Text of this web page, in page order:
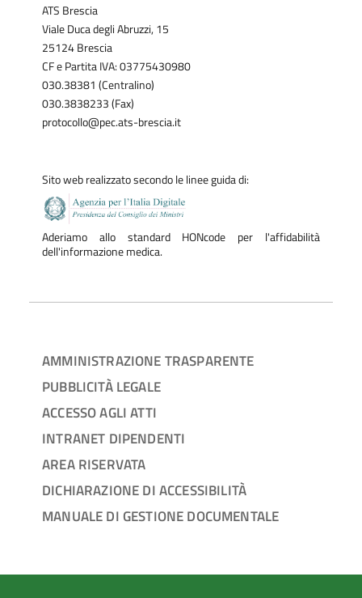
ATS Brescia
Viale Duca degli Abruzzi, 15
25124 Brescia
CF e Partita IVA: 03775430980
030.38381 (Centralino)
030.3838233 (Fax)
protocollo@pec.ats-brescia.it
Sito web realizzato secondo le linee guida di:
Aderiamo allo standard HONcode per l'affidabilità
dell'informazione medica.
AMMINISTRAZIONE TRASPARENTE
PUBBLICITÀ LEGALE
ACCESSO AGLI ATTI
INTRANET DIPENDENTI
AREA RISERVATA
DICHIARAZIONE DI ACCESSIBILITÀ
MANUALE DI GESTIONE DOCUMENTALE